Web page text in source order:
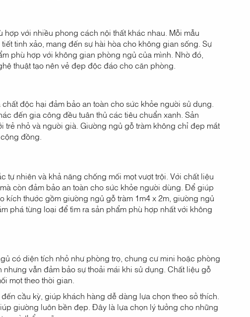
với nhiều phong cách nội thất khác nhau. Mỗi mẫu
tinh xảo, mang đến sự hài hòa cho không gian sống. Sự
phù hợp với không gian phòng ngủ của mình. Nhờ đó,
thuật tạo nên vẻ đẹp độc đáo cho căn phòng.
độc hại đảm bảo an toàn cho sức khỏe người sử dụng.
đến gia công đều tuân thủ các tiêu chuẩn xanh. Sản
nhỏ và người già. Giường ngủ gỗ tràm không chỉ đẹp mắt
đồng.
nhiên và khả năng chống mối mọt vượt trội. Với chất liệu
còn đảm bảo an toàn cho sức khỏe người dùng. Để giúp
thước gồm giường ngủ gỗ tràm 1m4 x 2m, giường ngủ
phá từng loại để tìm ra sản phẩm phù hợp nhất với không
có diện tích nhỏ như phòng trọ, chung cư mini hoặc phòng
vẫn đảm bảo sự thoải mái khi sử dụng. Chất liệu gỗ
mọt theo thời gian.
cầu kỳ, giúp khách hàng dễ dàng lựa chọn theo sở thích.
giường luôn bền đẹp. Đây là lựa chọn lý tưởng cho những